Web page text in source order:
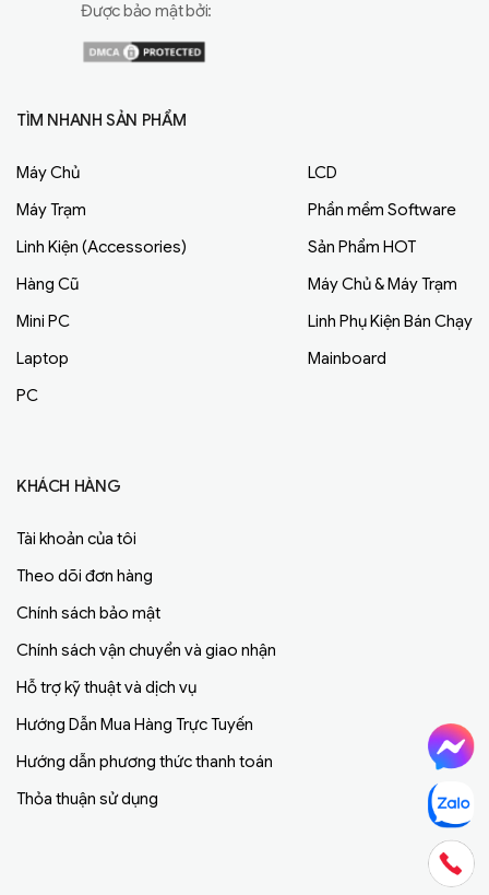
Được bảo mật bởi:
TÌM NHANH SẢN PHẨM
Máy Chủ
Máy Trạm
Linh Kiện (Accessories)
Hàng Cũ
Mini PC
Laptop
PC
LCD
Phần mềm Software
Sản Phẩm HOT
Máy Chủ & Máy Trạm
Linh Phụ Kiện Bán Chạy
Mainboard
KHÁCH HÀNG
Tài khoản của tôi
Theo dõi đơn hàng
Chính sách bảo mật
Chính sách vận chuyển và giao nhận
Hỗ trợ kỹ thuật và dịch vụ
Hướng Dẫn Mua Hàng Trực Tuyến
Hướng dẫn phương thức thanh toán
Thỏa thuận sử dụng